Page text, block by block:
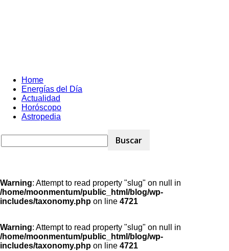
Home
Energías del Día
Actualidad
Horóscopo
Astropedia
Warning: Attempt to read property "slug" on null in
/home/moonmentum/public_html/blog/wp-
includes/taxonomy.php on line 4721
Warning: Attempt to read property "slug" on null in
/home/moonmentum/public_html/blog/wp-
includes/taxonomy.php on line 4721